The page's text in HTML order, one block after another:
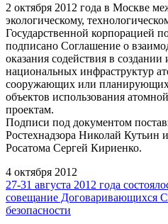
2 октября 2012 года в Москве
экологическому,
Государственной корпорацией
подписано Соглашение о
оказания содействия в
национальных инфраструктур
сооружающих или
объектов использования
проектам.
Подписи под документом
Ростехнадзора Николай Кутьин
Росатома Сергей Кириенко.
4 октября 2012
27-31 августа 2012 года
совещание Договаривающихся
безопасности